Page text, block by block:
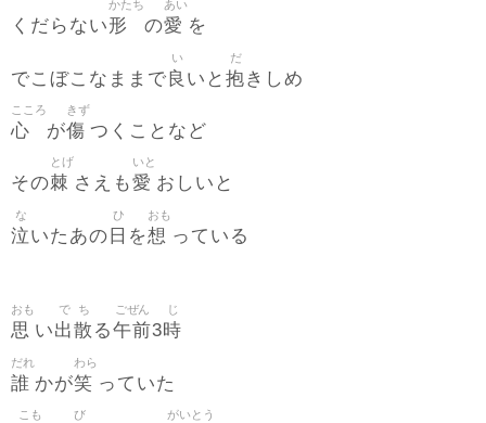
くだらない形
かたち
の愛
あい
を
でこぼこなままで良
い
いと 抱
だ
きしめ
心
こころ
が傷
きず
つくことなど
その棘
とげ
さえも愛
いと
おしいと
泣
な
いたあの 日
ひ
を想
おも
っている
思
おも
い出
で
散
ち
る午前
ごぜん
3時
じ
誰
だれ
かが笑
わら
っていた
こも び がいとう